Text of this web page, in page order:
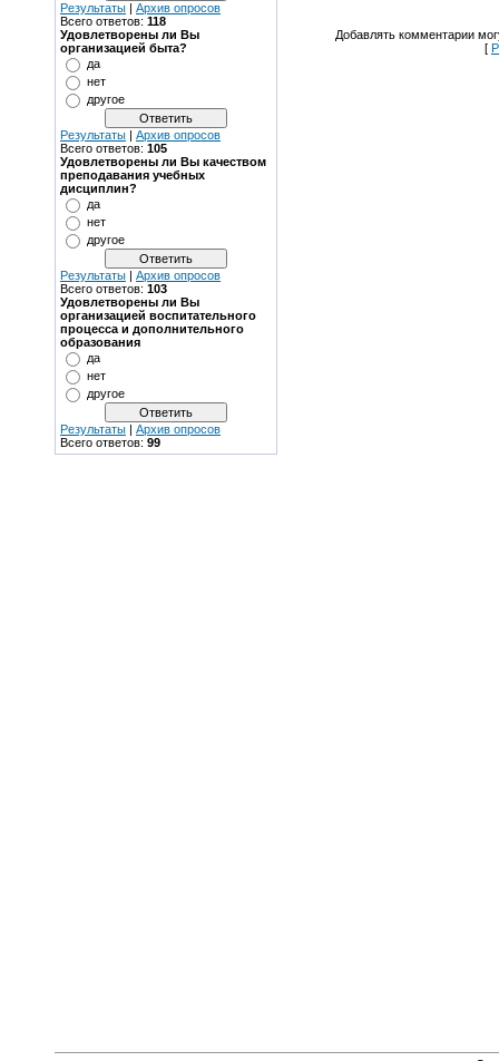
Результаты | Архив опросов
Всего ответов: 118
Удовлетворены ли Вы
организацией быта?
да
нет
другое
Результаты | Архив опросов
Всего ответов: 105
Удовлетворены ли Вы качеством
преподавания учебных
дисциплин?
да
нет
другое
Результаты | Архив опросов
Всего ответов: 103
Удовлетворены ли Вы
организацией воспитательного
процесса и дополнительного
образования
да
нет
другое
Результаты | Архив опросов
Всего ответов: 99
Добавлять комментарии
[